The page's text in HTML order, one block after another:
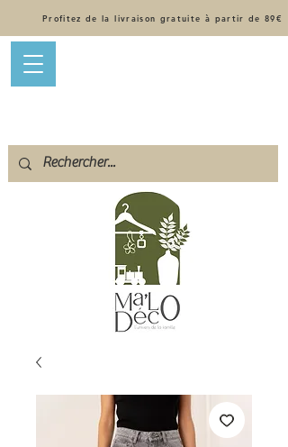
Profitez de la livraison gratuite à partir de 89€